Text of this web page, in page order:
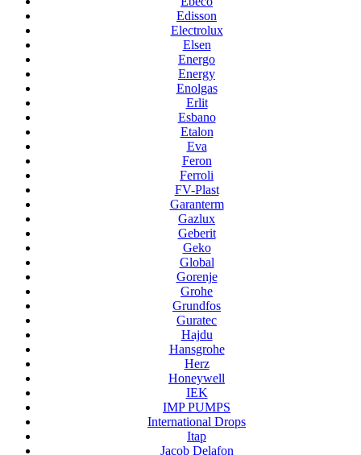
Edisson
Electrolux
Elsen
Energo
Energy
Enolgas
Erlit
Esbano
Etalon
Eva
Feron
Ferroli
FV-Plast
Garanterm
Gazlux
Geberit
Geko
Global
Gorenje
Grohe
Grundfos
Guratec
Hajdu
Hansgrohe
Herz
Honeywell
IEK
IMP PUMPS
International Drops
Itap
Jacob Delafon